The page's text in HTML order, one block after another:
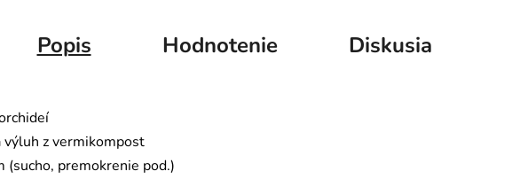
Popis Hodnotenie Diskusia
výluh z vermikompost
premokrenie pod.)